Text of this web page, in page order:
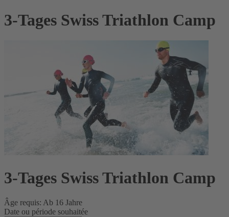
3-Tages Swiss Triathlon Camp
3-Tages Swiss Triathlon Camp
Âge requis: Ab 16 Jahre
Date ou période souhaitée